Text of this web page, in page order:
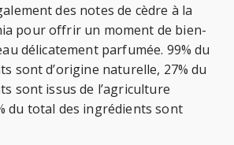
des notes de cèdre à la
pour offrir un moment de bien-
délicatement parfumée. 99% du
sont d’origine naturelle, 27% du
sont issus de l’agriculture
du total des ingrédients sont